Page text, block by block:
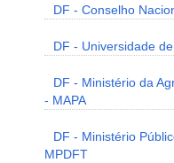
DF - Conselho
DF - Universidade
DF - Ministério da
- MAPA
DF - Ministério
MPDFT